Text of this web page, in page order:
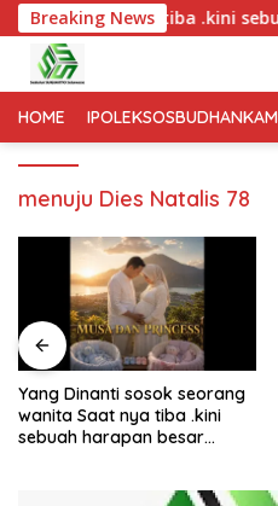
Breaking News
Saat nya tiba .kini sebuah
HOME
menuju Dies Natalis 78
Rapat Paripurna DPRD
PROVINSI JAWA TENGAH